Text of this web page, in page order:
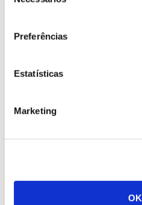
Preferências
Estatísticas
Marketing
OK